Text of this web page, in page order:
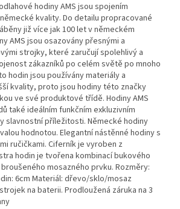
hodiny AMS jsou spojením
kvality. Do detailu propracované
již více jak 100 let v německém
AMS jsou osazovány přesnými a
strojky, které zaručují spolehlivý a
zákazníků po celém světě po mnoho
hodin jsou používány materiály a
kvality, proto jsou hodiny této značky
ve své produktové třídě. Hodiny AMS
také ideálním funkčním exkluzivním
slavnostní příležitosti. Německé hodiny
hodnotou. Elegantní nástěnné hodiny s
ručičkami. Ciferník je vyroben z
hodin je tvořena kombinací bukového
mosazného prvku. Rozměry:
6cm Materiál: dřevo/sklo/mosaz
na baterii. Prodloužená záruka na 3